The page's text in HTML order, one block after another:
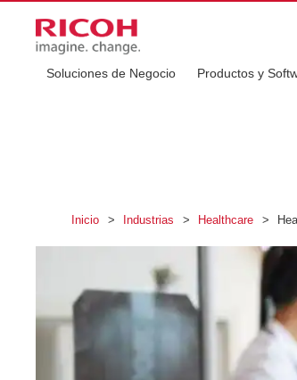
Soluciones de Negocio Productos y
Inicio > Industrias > Healthcare >